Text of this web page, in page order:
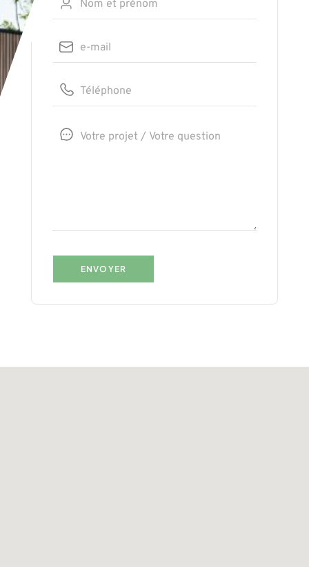
ENVOYER